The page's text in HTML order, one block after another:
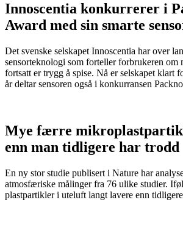
Innoscentia konkurrerer i
Award med sin smarte
Det svenske selskapet Innoscentia har over
sensorteknologi som forteller forbrukeren om
fortsatt er trygg å spise. Nå er selskapet klart
år deltar sensoren også i konkurransen
Mye færre
enn man tidligere har trodd
En ny stor studie publisert i Nature har
atmosfæriske målinger fra 76 ulike studier.
plastpartikler i uteluft langt lavere enn